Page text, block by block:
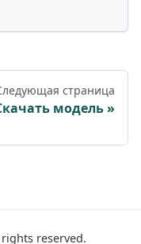
страница
модель
reserved.